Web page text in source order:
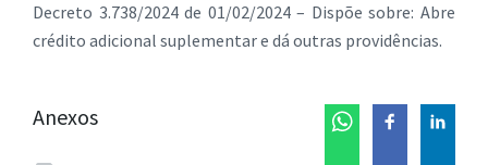
Decreto 3.738/2024 de 01/02/2024 – Dispõe sobre: Abre
crédito adicional suplementar e dá outras providências.
Anexos